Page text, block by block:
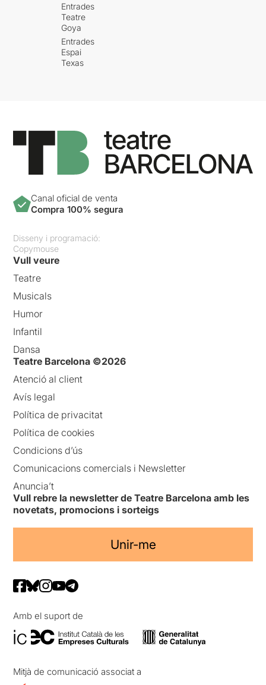
Entrades
Teatre
Goya
Entrades
Espai
Texas
Canal oficial de venta
Compra 100% segura
Disseny i programació:
Copymouse
Vull veure
Teatre
Musicals
Humor
Infantil
Dansa
Teatre Barcelona ©2026
Atenció al client
Avís legal
Política de privacitat
Política de cookies
Condicions d’ús
Comunicacions comercials i Newsletter
Anuncia’t
Vull rebre la newsletter de Teatre Barcelona amb les
novetats, promocions i sorteigs
Unir-me
Amb el suport de
Mitjà de comunicació associat a